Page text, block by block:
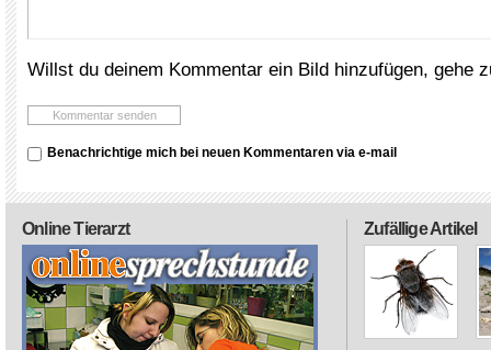
Willst du deinem Kommentar ein Bild hinzufügen, gehe
Benachrichtige mich bei neuen Kommentaren via e-mail
Zufällige Artikel
Online Tierarzt